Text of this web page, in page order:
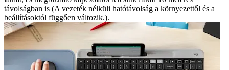
távolságban is (A vezeték nélküli hatótávolság a környezettől és a
beállításoktól függően változik.).